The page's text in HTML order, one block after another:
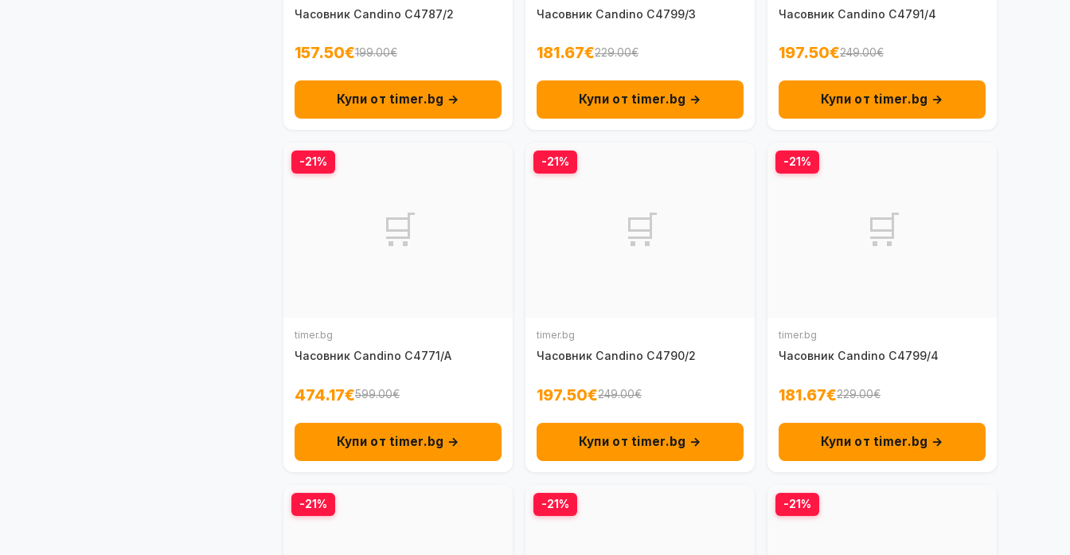
Часовник Candino C4787/2
157.50€199.00€
Купи от timer.bg →
Часовник Candino C4799/3
181.67€229.00€
Купи от timer.bg →
Часовник Candino C4791/4
197.50€249.00€
Купи от timer.bg →
-21%
🛒
timer.bg
Часовник Candino C4771/A
474.17€599.00€
Купи от timer.bg →
-21%
🛒
timer.bg
Часовник Candino C4790/2
197.50€249.00€
Купи от timer.bg →
-21%
🛒
timer.bg
Часовник Candino C4799/4
181.67€229.00€
Купи от timer.bg →
-21% -21% -21%